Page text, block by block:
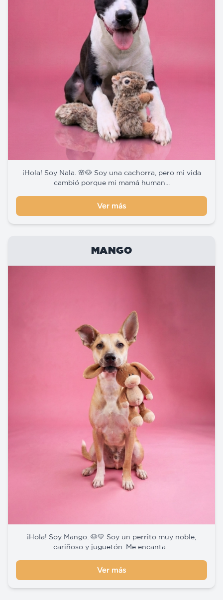
¡Hola! Soy Nala. 🌸🐶 Soy una cachorra, pero mi vida
cambió porque mi mamá human...
Ver más
MANGO
¡Hola! Soy Mango. 🐶💛 Soy un perrito muy noble,
cariñoso y juguetón. Me encanta...
Ver más